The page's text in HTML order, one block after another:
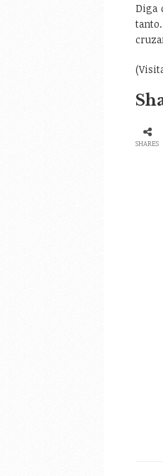
Diga
SHARES